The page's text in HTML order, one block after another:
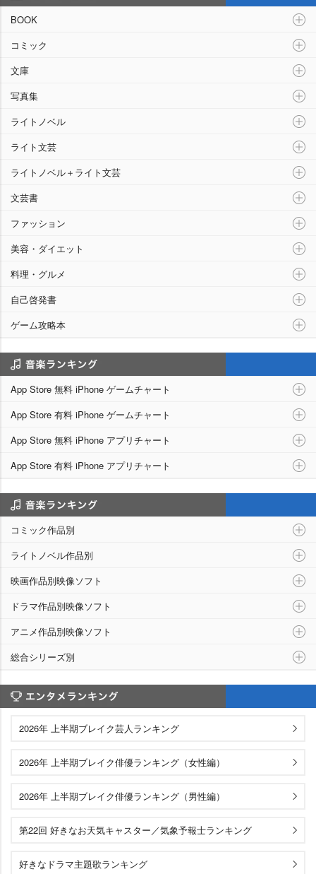
BOOK
コミック
文庫
写真集
ライトノベル
ライト文芸
ライトノベル＋ライト文芸
文芸書
ファッション
美容・ダイエット
料理・グルメ
自己啓発書
ゲーム攻略本
App Store 無料 iPhone ゲームチャート
App Store 有料 iPhone ゲームチャート
App Store 無料 iPhone アプリチャート
App Store 有料 iPhone アプリチャート
コミック作品別
ライトノベル作品別
映画作品別映像ソフト
ドラマ作品別映像ソフト
アニメ作品別映像ソフト
総合シリーズ別
2026年 上半期ブレイク芸人ランキング
2026年 上半期ブレイク俳優ランキング（女性編）
2026年 上半期ブレイク俳優ランキング（男性編）
第22回 好きなお天気キャスター／気象予報士ランキング
好きなドラマ主題歌ランキング